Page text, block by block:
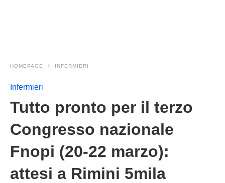
HOMEPAGE INFERMIERI
Infermieri
Tutto pronto per il terzo
Congresso nazionale
Fnopi (20-22 marzo):
attesi a Rimini 5mila